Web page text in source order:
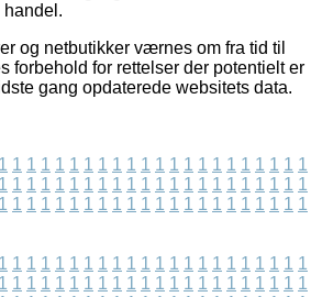
handel.
og netbutikker værnes om fra tid til
forbehold for rettelser der potentielt er
gang opdaterede websitets data.
1 1 1 1 1 1 1 1 1 1 1 1 1 1 1 1 1 1 1 1 1 1
1 1 1 1 1 1 1 1 1 1 1 1 1 1 1 1 1 1 1 1 1 1
1 1 1 1 1 1 1 1 1 1 1 1 1 1 1 1 1 1 1 1 1 1
1 1 1 1 1 1 1 1 1 1 1 1 1 1 1 1 1 1 1 1 1 1
1 1 1 1 1 1 1 1 1 1 1 1 1 1 1 1 1 1 1 1 1 1